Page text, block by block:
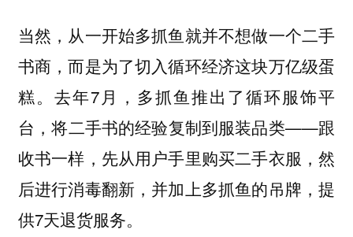
当然，从一开始多抓鱼就并不想做一个二手
书商，而是为了切入循环经济这块万亿级蛋
糕。去年7月，多抓鱼推出了循环服饰平
台，将二手书的经验复制到服装品类——跟
收书一样，先从用户手里购买二手衣服，然
后进行消毒翻新，并加上多抓鱼的吊牌，提
供7天退货服务。